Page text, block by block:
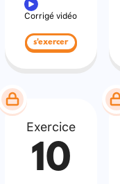
Corrigé vidéo
s'exercer
Exercice
10